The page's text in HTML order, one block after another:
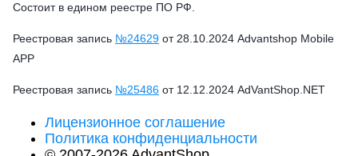
Состоит в едином реестре ПО РФ.
Реестровая запись №24629 от 28.10.2024 Advantshop Mobile
APP
Реестровая запись №25486 от 12.12.2024 AdVantShop.NET
Лицензионное соглашение
Политика конфиденциальности